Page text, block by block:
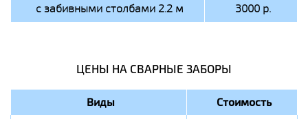
с забивными столбами 2.2 м
3000 р.
ЦЕНЫ НА СВАРНЫЕ ЗАБОРЫ
Виды Стоимость